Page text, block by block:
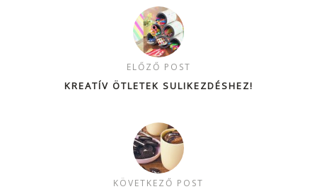
ELŐZŐ POST
KREATÍV ÖTLETEK SULIKEZDÉSHEZ!
KÖVETKEZŐ POST